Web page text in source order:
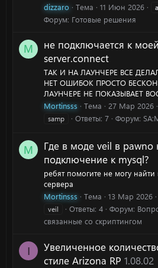
dizzaro
Тема 11 Июн 2026
Форум: Готовые решения
M
не подключается к
server.connect
ТАК И НА ЛАУНЧЕРЕ ВСЕ
НЕТ ОШИБОК ПРОСТО
ЛАУНЧЕРЕ НЕ ПОКАЗЫВАЕТ
Mortinsss
Тема 27 Мар 2026
samp
Ответы: 7 Форум:
M
Где в моде veil в pawno
подключение к mysql?
ребят помогите не могу
сервера
Mortinsss
Тема 13 Мар 2026
veil
Ответы: 4 Форум:
связанные со скриптингом
I
Увеличенное
стиле Arizona RP 1.08.02